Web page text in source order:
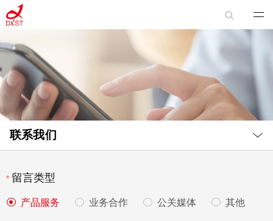
联系我们
Nav
Open
Menu
留言类型
产品服务 业务合作 公关媒体 其他